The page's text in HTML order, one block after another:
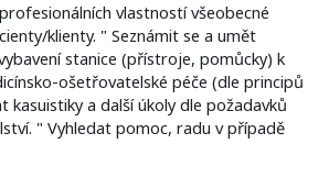
vlastností všeobecné
klienty. " Seznámit se a umět
stanice (přístroje, pomůcky) k
ošetřovatelské péče (dle principů
kasuistiky a další úkoly dle požadavků
" Vyhledat pomoc, radu v případě